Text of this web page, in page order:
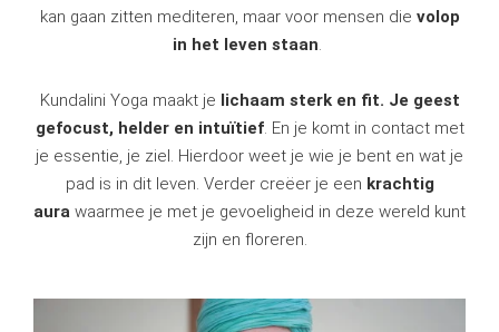
kan gaan zitten mediteren, maar voor mensen die volop
in het leven staan.
Kundalini Yoga maakt je lichaam sterk en fit. Je geest
gefocust, helder en intuïtief. En je komt in contact met
je essentie, je ziel. Hierdoor weet je wie je bent en wat je
pad is in dit leven. Verder creëer je een krachtig
aura waarmee je met je gevoeligheid in deze wereld kunt
zijn en floreren.